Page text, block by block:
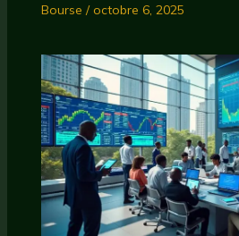
Bourse /octobre 6, 2025